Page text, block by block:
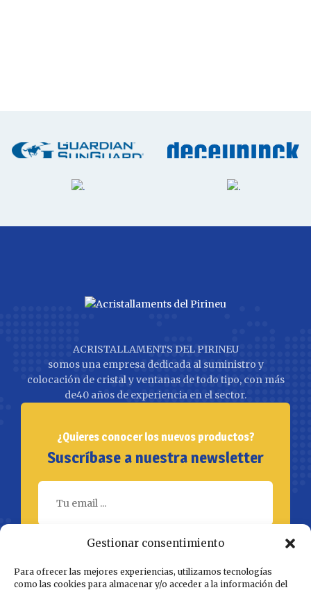
Gestionar consentimiento
Para ofrecer las mejores experiencias, utilizamos tecnologías
como las cookies para almacenar y/o acceder a la información del
ACRISTALLAMENTS DEL PIRINEU
somos una empresa dedicada al suministro y
colocación de cristal y ventanas de todo tipo, con más
de40 años de experiencia en el sector.
¿Quieres conocer los nuevos productos?
Suscríbase a nuestra newsletter